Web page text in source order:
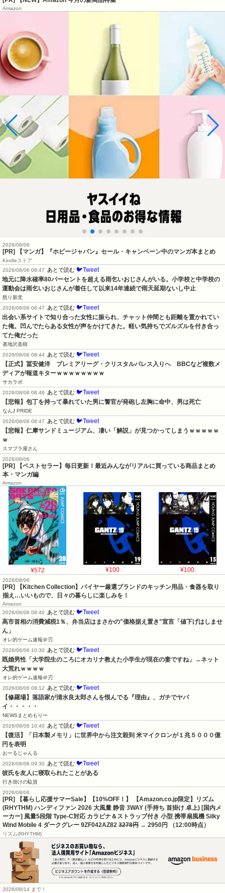
Amazon
2026/08/06
[PR] 【マンガ】『ホビージャパン』セール・キャンペーン中のマンガ本まとめ
Kindleストア
2026/08/06 08:47
あとで読む 🐦Tweet
地元に降水確率80パーセントを超える雨乞いおじさんがいる。小学校と中学校の
運動会は雨乞いおじさんが着任して以来14年連続で雨天延期ないし中止
怒り新党
2026/08/06 08:47
あとで読む 🐦Tweet
出会い系サイトで知り合った女性に振られ、チャット仲間とも距離を置かれてい
た俺。凹んでたらある女性が声をかけてきた。軽い気持ちでズルズルを付き合っ
てた俺だった
基地沢直樹
2026/08/06 08:44 あとで読む 🐦Tweet
【正式】冨安健洋　プレミアリーグ・クリスタルパレス入りへ　BBCなど複数メ
ディアが報道キターｗｗｗｗｗｗｗｗ
サカラボ
2026/08/06 08:46
あとで読む 🐦Tweet
【悲報】包丁を持って暴れていた男に警官が発砲し左胸に命中、男は死亡
なんJ PRIDE
2026/08/06 08:47
あとで読む 🐦Tweet
【悲報】仁摩サンドミュージアム、凄い「解説」が見つかってしまうｗｗｗｗｗ
ｗ
スマブラ屋さん
2026/08/06
[PR] 【ベストセラー】毎日更新！最近みんながリアルに買っている商品まとめ
本・マンガ編
Amazon
¥572 ¥100 ¥100
2026/08/06
[PR] 【Kitchen Collection】バイヤー厳選ブランドのキッチン用品・食器を取り
揃え…いいもので、日々の暮らしに楽しみを！
Amazon
2026/08/06 08:40
あとで読む 🐦Tweet
高市首相の消費減税1％、弁当店はまさかの"価格据え置き"宣言「値下げはしませ
ん」
オレ的ゲーム速報＠刃
2026/08/06 10:30
あとで読む 🐦Tweet
既婚男性「大学院生のころにオカリナ教えた小学生が現在の妻ですね」→ネット
大荒れｗｗｗｗ
オレ的ゲーム速報＠刃
2026/08/06 08:12
あとで読む 🐦Tweet
【修羅場】落語家が清水良太郎さんを恨んでる『理由』、ガチでヤバ
イ・・・・・
NEWSまとめもりー
2026/08/06 10:40
あとで読む 🐦Tweet
【復活】「日本製メモリ」に世界中から注文殺到 米マイクロンが１兆５０００億
円を表明
おーるじゃんる
2026/08/06 09:30
あとで読む 🐦Tweet
彼氏を友人に寝取られたことがある
行き掛けの駄賃
2026/08/06
[PR] 【暮らし応援サマーSale】【10%OFF！】 【Amazon.co.jp限定】リズム
(RHYTHM) ハンディファン 2026 大風量 静音 3WAY (手持ち 首掛け 卓上) [国内メ
ーカー] 風量5段階 Type-C対応 カラビナ＆ストラップ付き 小型 携帯扇風機 Silky
Wind Mobile 4 ダークグレー 9ZF042AZ82 3278円 → 2950円 （12:00時点）
‎リズム(RHYTHM)
2026/08/14 まで！